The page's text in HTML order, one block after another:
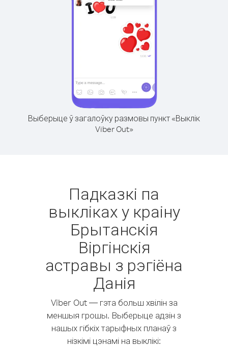
Выберыце ў загалоўку размовы пункт «Выклік
Viber Out»
Падказкі па
выкліках у краіну
Брытанскія
Віргінскія
астравы з рэгіёна
Данія
Viber Out — гэта больш хвілін за
меншыя грошы. Выберыце адзін з
нашых гібкіх тарыфных планаў з
нізкімі цэнамі на выклікі: